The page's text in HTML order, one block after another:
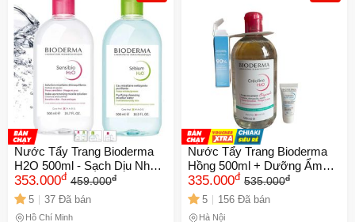
Nước Tẩy Trang Bioderma
H2O 500ml - Sạch Dịu Nhẹ,
Micro Cleansing Cho Da
Nhạy Cảm, Dưỡng Ẩm Tự
Nhiên
353.000đ 459.000đ
5 37 Đã bán
Hồ Chí Minh
Nước Tẩy Trang Bioderma
Hồng 500ml + Dưỡng Ẩm
Mini 4ml - Nhẹ Dịu Cho Da
Nhạy Cảm, Công Nghệ
Micellar, Làm Sạch Sâu
335.000đ 535.000đ
5 156 Đã bán
Hà Nội